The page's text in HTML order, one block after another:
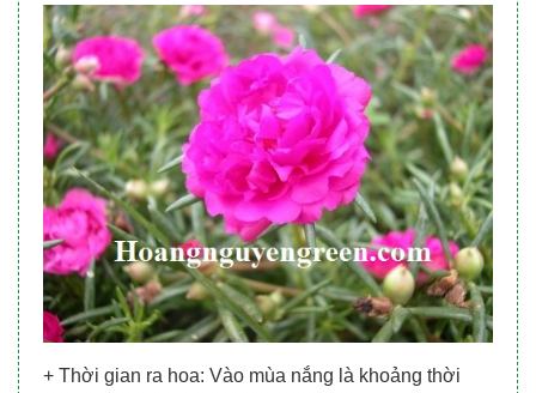
+ Thời gian ra hoa: Vào mùa nắng là khoảng thời